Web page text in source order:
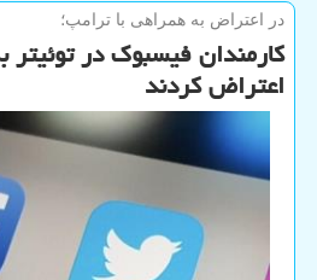
در اعتراض به همراهی با ترامپ؛
كارمندان فیسبوك در توئیتر
اعتراض كردند